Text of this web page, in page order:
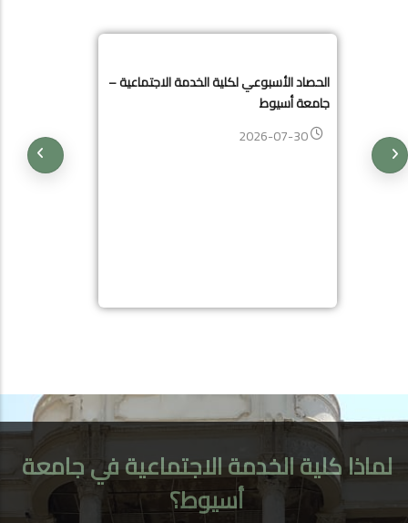
الحصاد الأسبوعي لكلية الخدمة الاجتماعية –
جامعة أسيوط
2026-07-30
لماذا كلية الخدمة الاجتماعية في جامعة
أسيوط؟